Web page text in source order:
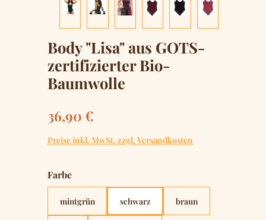
Body "Lisa" aus GOTS-
zertifizierter Bio-
Baumwolle
Regulärer Preis:
36,90 €
Preise inkl. MwSt. zzgl. Versandkosten
Farbeauswählen
mintgrün schwarz braun